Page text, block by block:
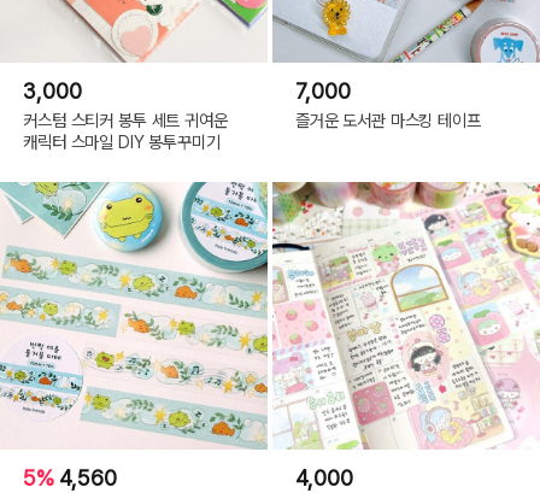
3,000
커스텀 스티커 봉투 세트 귀여운
캐릭터 스마일 DIY 봉투꾸미기
7,000
즐거운 도서관 마스킹 테이프
5% 4,560 4,000